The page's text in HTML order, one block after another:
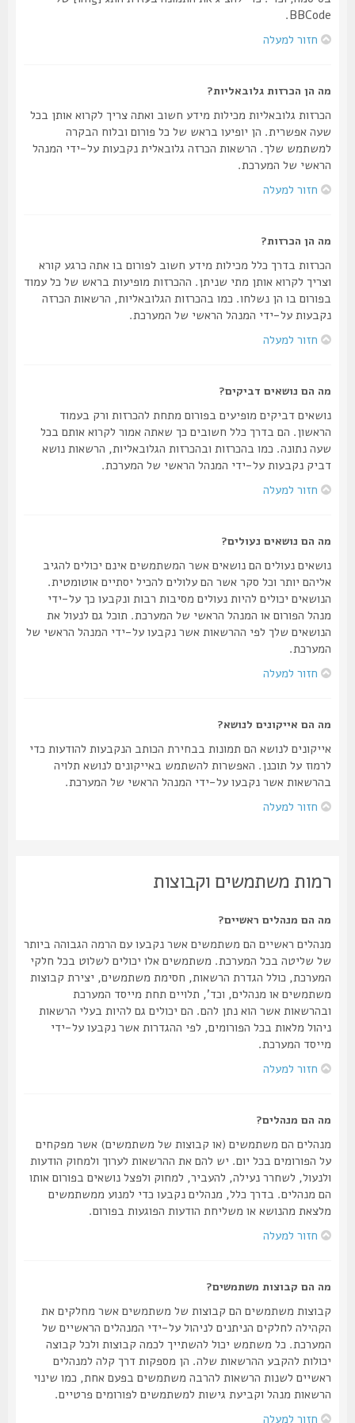
BBCode.
חזור למעלה
מה הן הכרזות גלובאליות?
הכרזות גלובאליות מכילות מידע חשוב ואתה צריך לקרוא אותן בכל
שעה אפשרית. הן יופיעו בראש של כל פורום ובלוח הבקרה
למשתמש שלך. הרשאות הכרזה גלובאלית נקבעות על-ידי המנהל
הראשי של המערכת.
חזור למעלה
מה הן הכרזות?
הכרזות בדרך כלל מכילות מידע חשוב לפורום בו אתה כרגע קורא
וצריך לקרוא אותן מתי שניתן. ההכרזות מופיעות בראש של כל עמוד
בפורום בו הן נשלחו. כמו בהכרזות הגלובאליות, הרשאות הכרזה
נקבעות על-ידי המנהל הראשי של המערכת.
חזור למעלה
מה הם נושאים דביקים?
נושאים דביקים מופיעים בפורום מתחת להכרזות ורק בעמוד
הראשון. הם בדרך כלל חשובים כך שאתה אמור לקרוא אותם בכל
שעה נתונה. כמו בהכרזות ובהכרזות הגלובאליות, הרשאות נושא
דביק נקבעות על-ידי המנהל הראשי של המערכת.
חזור למעלה
מה הם נושאים נעולים?
נושאים נעולים הם נושאים אשר המשתמשים אינם יכולים להגיב
אליהם יותר וכל סקר אשר הם עלולים להכיל יסתיים אוטומטית.
הנושאים יכולים להיות נעולים מסיבות רבות ונקבעו כך על-ידי
מנהל הפורום או המנהל הראשי של המערכת. תוכל גם לנעול את
הנושאים שלך לפי ההרשאות אשר נקבעו על-ידי המנהל הראשי של
המערכת.
חזור למעלה
מה הם אייקונים לנושא?
אייקונים לנושא הם תמונות בבחירת הכותב הנקבעות להודעות כדי
לרמוז על תוכנן. האפשרות להשתמש באייקונים לנושא תלויה
בהרשאות אשר נקבעו על-ידי המנהל הראשי של המערכת.
חזור למעלה
רמות משתמשים וקבוצות
מה הם מנהלים ראשיים?
מנהלים ראשיים הם משתמשים אשר נקבעו עם הרמה הגבוהה ביותר
של שליטה בכל המערכת. משתמשים אלו יכולים לשלוט בכל חלקי
המערכת, כולל הגדרת הרשאות, חסימת משתמשים, יצירת קבוצות
משתמשים או מנהלים, וכד', תלויים תחת מייסד המערכת
ובהרשאות אשר הוא נתן להם. הם יכולים גם להיות בעלי הרשאות
ניהול מלאות בכל הפורומים, לפי ההגדרות אשר נקבעו על-ידי
מייסד המערכת.
חזור למעלה
מה הם מנהלים?
מנהלים הם משתמשים (או קבוצות של משתמשים) אשר מפקחים
על הפורומים בכל יום. יש להם את ההרשאות לערוך ולמחוק הודעות
ולנעול, לשחרר נעילה, להעביר, למחוק ולפצל נושאים בפורום אותו
הם מנהלים. בדרך כלל, מנהלים נקבעו כדי למנוע ממשתמשים
מלצאת מהנושא או משליחת הודעות הפוגעות בפורום.
חזור למעלה
מה הם קבוצות משתמשים?
קבוצות משתמשים הם קבוצות של משתמשים אשר מחלקים את
הקהילה לחלקים הניתנים לניהול על-ידי המנהלים הראשיים של
המערכת. כל משתמש יכול להשתייך לכמה קבוצות ולכל קבוצה
יכולות להקבע ההרשאות שלה. הן מספקות דרך קלה למנהלים
ראשיים לשנות הרשאות להרבה משתמשים בפעם אחת, כמו שינוי
הרשאות מנהל וקביעת גישות למשתמשים לפורומים פרטיים.
חזור למעלה